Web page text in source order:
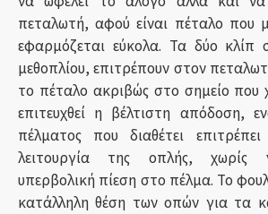
πεταλωτή, αφού είναι πέταλο που
εφαρμόζεται εύκολα. Τα δύο κλίπ
μεθοπλίου, επιτρέπουν στον
το πέταλο ακριβώς στο σημείο που
επιτευχθεί η βέλτιστη απόδοση,
πέλματος που διαθέτει
λειτουργία της οπλής, χωρίς
υπερβολική πίεση στο πέλμα. Το
κατάλληλη θέση των οπών για τα